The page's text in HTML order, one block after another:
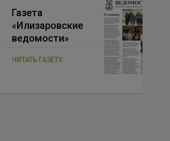
Газета
«Илизаровские
ведомости»
ЧИТАТЬ ГАЗЕТУ